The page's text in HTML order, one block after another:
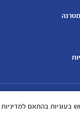
בעוגיות בהתאם למדיניות